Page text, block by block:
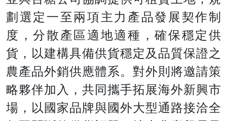
劃選定一至兩項主力產品發展契作制
度，分散產區適地適種，確保穩定供
貨，以建構具備供貨穩定及品質保證之
農產品外銷供應體系。對外則將邀請策
略夥伴加入，共同攜手拓展海外新興市
場，以國家品牌與國外大型通路接洽全